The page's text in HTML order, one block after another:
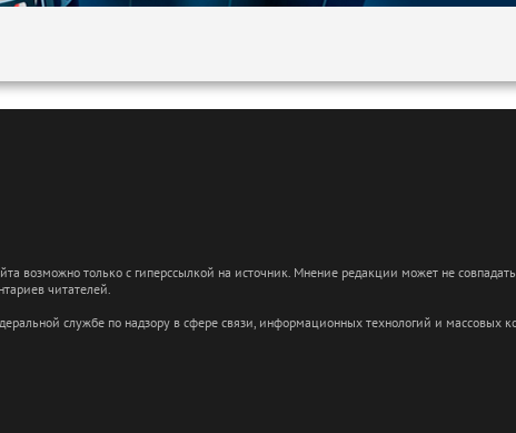
возможно только с гиперссылкой на источник. Мнение редакции может не
читателей.
службе по надзору в сфере связи, информационных технологий и